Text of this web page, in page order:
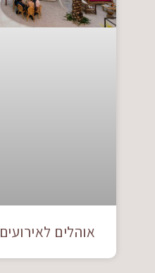
אוהלים לאירועים